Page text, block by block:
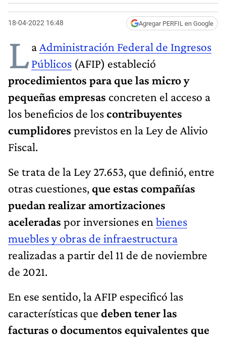
18-04-2022 16:48 Agregar PERFIL en Google
La Administración Federal de Ingresos
Públicos (AFIP) estableció
procedimientos para que las micro y
pequeñas empresas concreten el acceso a
los beneficios de loscontribuyentes
cumplidores previstos en la Ley de Alivio
Fiscal.
Se trata de la Ley 27.653, que definió, entre
otras cuestiones, que estas compañías
puedan realizar amortizaciones
aceleradas por inversiones en bienes
muebles y obras de infraestructura
realizadas a partir del 11 de de noviembre
de 2021.
En ese sentido, la AFIP especificó las
características que deben tener las
facturas o documentos equivalentes que